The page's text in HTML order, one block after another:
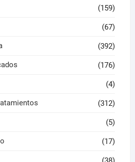
(159)
(67)
(392)
(176)
(4)
(312)
(5)
(17)